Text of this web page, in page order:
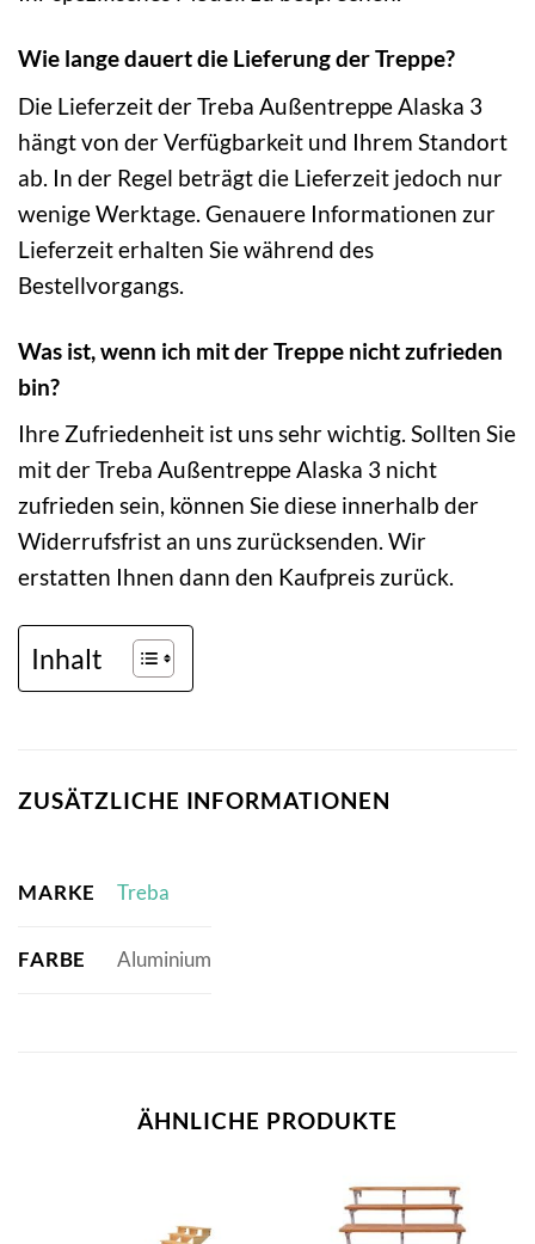
Wie lange dauert die Lieferung der Treppe?
Die Lieferzeit der Treba Außentreppe Alaska 3
hängt von der Verfügbarkeit und Ihrem Standort
ab. In der Regel beträgt die Lieferzeit jedoch nur
wenige Werktage. Genauere Informationen zur
Lieferzeit erhalten Sie während des
Bestellvorgangs.
Was ist, wenn ich mit der Treppe nicht zufrieden
bin?
Ihre Zufriedenheit ist uns sehr wichtig. Sollten Sie
mit der Treba Außentreppe Alaska 3 nicht
zufrieden sein, können Sie diese innerhalb der
Widerrufsfrist an uns zurücksenden. Wir
erstatten Ihnen dann den Kaufpreis zurück.
Inhalt
ZUSÄTZLICHE INFORMATIONEN
MARKE Treba
FARBE Aluminium
ÄHNLICHE PRODUKTE